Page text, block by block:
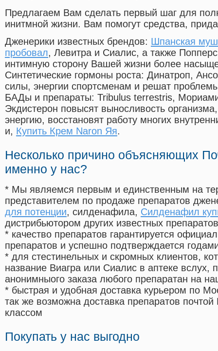
Предлагаем Вам сделать первый шаг для
инитмной жизни. Вам помогут средства,
Дженерики известных брендов: Шпанская
пробовал, Левитра и Сиалис, а также
интимную сторону Вашей жизни более
Синтетические гормоны роста: Динатроп,
силы, энергии спортсменам и решат
БАДы и препараты: Tribulus terrestris,
Экдистерон повысят выносливость
энергию, восстановят работу многих
и, Купить Крем Naron Яя.
Несколько причино объясняющих
именно у нас?
* Мы являемся первым и единственным на
представителем по продаже препаратов
для потенции, силденафила, Силденафил
дистрибьютором других известных препаратов
* качество препаратов гарантируется
препаратов и успешно подтверждается
* для стестинельных и скромных клиентов,
название Виагра или Сиалис в аптеке вслух,
анонимныого заказа любого препаратан на
* быстрая и удобная доставка курьером по
так же возможна доставка препаратов
классом
Покупать у нас выгодно